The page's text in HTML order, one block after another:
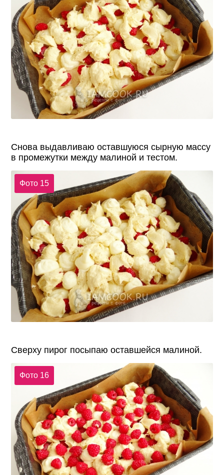
Снова выдавливаю оставшуюся сырную массу
в промежутки между малиной и тестом.
Фото 15
Сверху пирог посыпаю оставшейся малиной.
Фото 16